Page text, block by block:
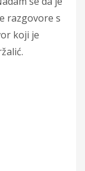
razgovore s
koji je